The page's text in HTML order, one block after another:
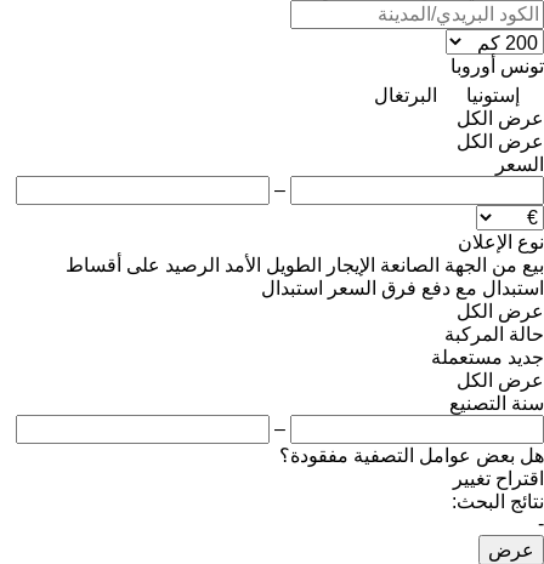
تونس أوروبا
إستونيا
البرتغال
عرض الكل
عرض الكل
السعر
–
نوع الإعلان
بيع من الجهة الصانعة الإيجار الطويل الأمد الرصيد على أقساط
استبدال مع دفع فرق السعر
استبدال
عرض الكل
حالة المركبة
جديد مستعملة
عرض الكل
سنة التصنيع
–
هل بعض عوامل التصفية مفقودة؟
اقتراح تغيير
نتائج البحث:
-
عرض